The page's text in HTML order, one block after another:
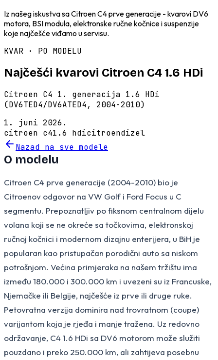
Iz našeg iskustva sa Citroen C4 prve generacije - kvarovi DV6
motora, BSI modula, elektronske ručne kočnice i suspenzije
koje najčešće viđamo u servisu.
KVAR · PO MODELU
Najčešći kvarovi Citroen C4 1.6 HDi
Citroen C4 1. generacija 1.6 HDi
(DV6TED4/DV6ATED4, 2004-2010)
1. juni 2026.
citroen c41.6 hdicitroendizel
Nazad na sve modele
O modelu
Citroen C4 prve generacije (2004-2010) bio je
Citroenov odgovor na VW Golf i Ford Focus u C
segmentu. Prepoznatljiv po fiksnom centralnom dijelu
volana koji se ne okreće sa točkovima, elektronskoj
ručnoj kočnici i modernom dizajnu enterijera, u BiH je
popularan kao pristupačan porodični auto sa niskom
potrošnjom. Većina primjeraka na našem tržištu ima
između 180.000 i 300.000 km i uvezeni su iz Francuske,
Njemačke ili Belgije, najčešće iz prve ili druge ruke.
Petovratna verzija dominira nad trovratnom (coupe)
varijantom koja je rjeđa i manje tražena. Uz redovno
održavanje, C4 1.6 HDi sa DV6 motorom može služiti
pouzdano i preko 250.000 km, ali zahtijeva posebnu